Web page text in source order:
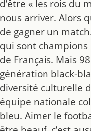
d’être « les rois du
nous arriver. Alors
de gagner un
qui sont
de Français. Mais
génération black-
diversité culturelle
équipe nationale
bleu. Aimer le